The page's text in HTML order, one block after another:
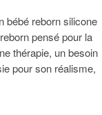
bébé reborn silicone
pensé pour la
thérapie, un besoin
pour son réalisme,